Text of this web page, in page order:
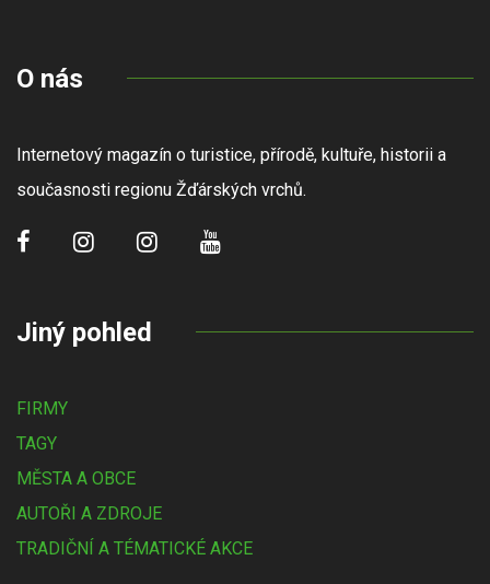
O nás
Internetový magazín o turistice, přírodě, kultuře, historii a
současnosti regionu Žďárských vrchů.
Jiný pohled
FIRMY
TAGY
MĚSTA A OBCE
AUTOŘI A ZDROJE
TRADIČNÍ A TÉMATICKÉ AKCE